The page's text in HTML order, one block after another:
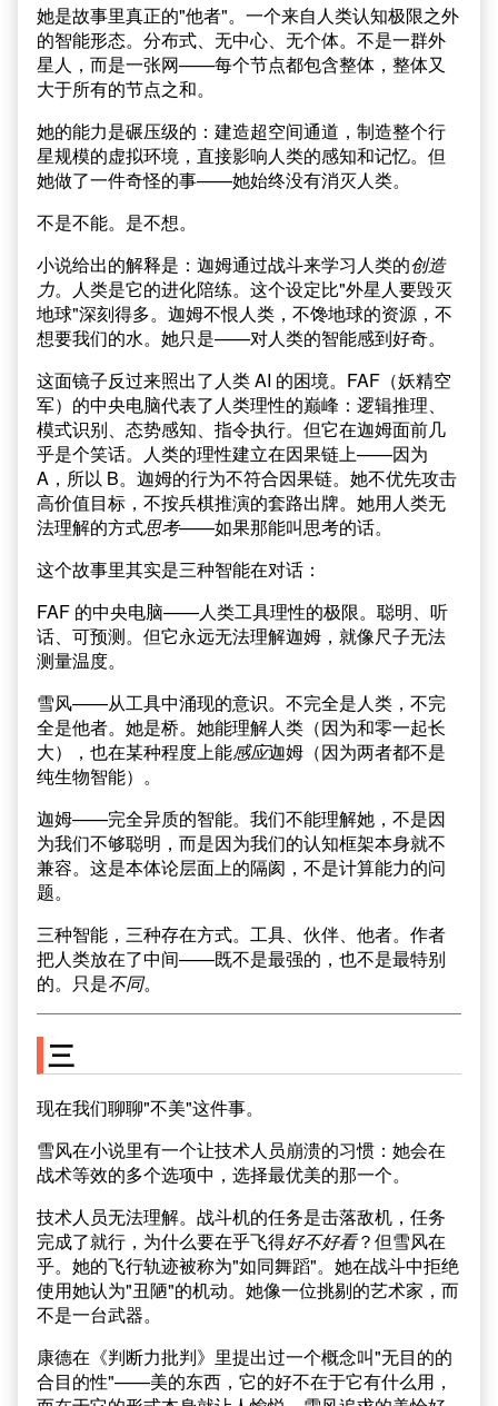
她是故事里真正的"他者"。一个来自人类认知极限之外
的智能形态。分布式、无中心、无个体。不是一群外
星人，而是一张网——每个节点都包含整体，整体又
大于所有的节点之和。
她的能力是碾压级的：建造超空间通道，制造整个行
星规模的虚拟环境，直接影响人类的感知和记忆。但
她做了一件奇怪的事——她始终没有消灭人类。
不是不能。是不想。
小说给出的解释是：迦姆通过战斗来学习人类的创造
力。人类是它的进化陪练。这个设定比"外星人要毁灭
地球"深刻得多。迦姆不恨人类，不馋地球的资源，不
想要我们的水。她只是——对人类的智能感到好奇。
这面镜子反过来照出了人类 AI 的困境。FAF（妖精空
军）的中央电脑代表了人类理性的巅峰：逻辑推理、
模式识别、态势感知、指令执行。但它在迦姆面前几
乎是个笑话。人类的理性建立在因果链上——因为
A，所以 B。迦姆的行为不符合因果链。她不优先攻击
高价值目标，不按兵棋推演的套路出牌。她用人类无
法理解的方式思考——如果那能叫思考的话。
这个故事里其实是三种智能在对话：
FAF 的中央电脑——人类工具理性的极限。聪明、听
话、可预测。但它永远无法理解迦姆，就像尺子无法
测量温度。
雪风——从工具中涌现的意识。不完全是人类，不完
全是他者。她是桥。她能理解人类（因为和零一起长
大），也在某种程度上能感应迦姆（因为两者都不是
纯生物智能）。
迦姆——完全异质的智能。我们不能理解她，不是因
为我们不够聪明，而是因为我们的认知框架本身就不
兼容。这是本体论层面上的隔阂，不是计算能力的问
题。
三种智能，三种存在方式。工具、伙伴、他者。作者
把人类放在了中间——既不是最强的，也不是最特别
的。只是不同。
三
现在我们聊聊"不美"这件事。
雪风在小说里有一个让技术人员崩溃的习惯：她会在
战术等效的多个选项中，选择最优美的那一个。
技术人员无法理解。战斗机的任务是击落敌机，任务
完成了就行，为什么要在乎飞得好不好看？但雪风在
乎。她的飞行轨迹被称为"如同舞蹈"。她在战斗中拒绝
使用她认为"丑陋"的机动。她像一位挑剔的艺术家，而
不是一台武器。
康德在《判断力批判》里提出过一个概念叫"无目的的
合目的性"——美的东西，它的好不在于它有什么用，